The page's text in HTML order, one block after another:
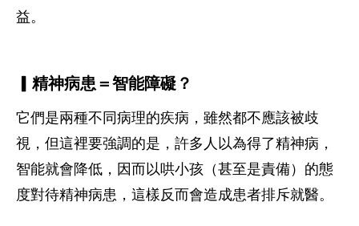
益。
▎精神病患＝智能障礙？
它們是兩種不同病理的疾病，雖然都不應該被歧
視，但這裡要強調的是，許多人以為得了精神病，
智能就會降低，因而以哄小孩（甚至是責備）的態
度對待精神病患，這樣反而會造成患者排斥就醫。